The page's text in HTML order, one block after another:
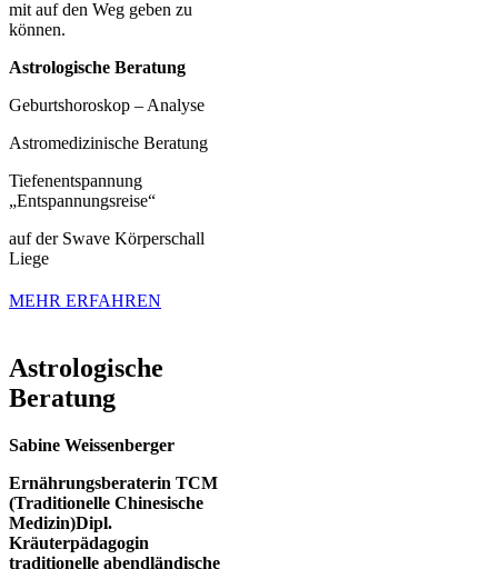
mit auf den Weg geben zu
können.
Astrologische Beratung
Geburtshoroskop – Analyse
Astromedizinische Beratung
Tiefenentspannung
„Entspannungsreise“
auf der Swave Körperschall
Liege
MEHR ERFAHREN
Astrologische
Beratung
Sabine Weissenberger⁠
Ernährungsberaterin TCM
(Traditionelle Chinesische
Medizin)Dipl.
Kräuterpädagogin
traditionelle abendländische